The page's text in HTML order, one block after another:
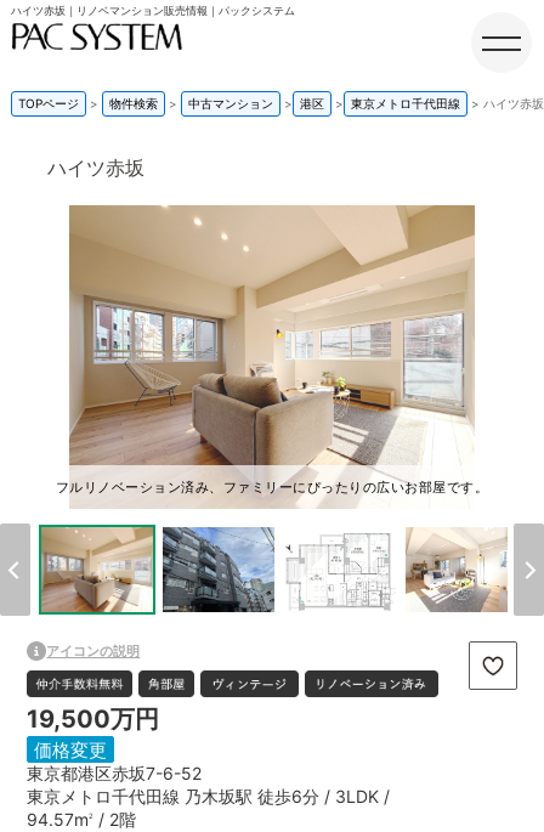
ハイツ赤坂｜リノベマンション販売情報｜パックシステム
TOPページ 物件検索 中古マンション 港区 東京メトロ千代田線 ハイツ赤坂
ハイツ赤坂
フルリノベーション済み、ファミリーにぴったりの広いお部屋です。
アイコンの説明
19,500万円
価格変更
東京都港区赤坂7-6-52
東京メトロ千代田線 乃木坂駅 徒歩6分 / 3LDK /
94.57m2 / 2階